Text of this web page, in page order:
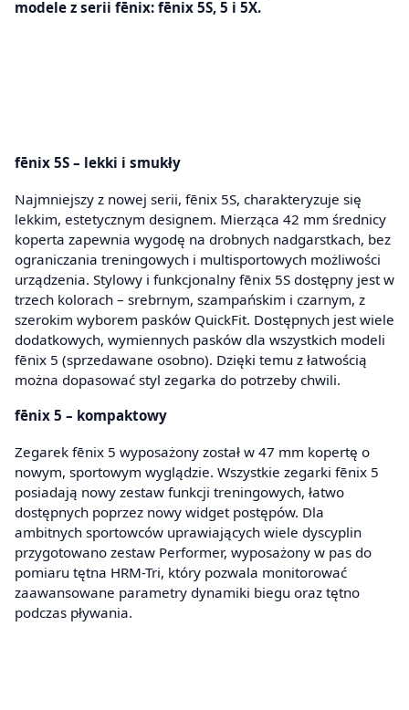
modele z serii fēnix: fēnix 5S, 5 i 5X.
fēnix 5S – lekki i smukły
Najmniejszy z nowej serii, fēnix 5S, charakteryzuje się
lekkim, estetycznym designem. Mierząca 42 mm średnicy
koperta zapewnia wygodę na drobnych nadgarstkach, bez
ograniczania treningowych i multisportowych możliwości
urządzenia. Stylowy i funkcjonalny fēnix 5S dostępny jest w
trzech kolorach – srebrnym, szampańskim i czarnym, z
szerokim wyborem pasków QuickFit. Dostępnych jest wiele
dodatkowych, wymiennych pasków dla wszystkich modeli
fēnix 5 (sprzedawane osobno). Dzięki temu z łatwością
można dopasować styl zegarka do potrzeby chwili.
fēnix 5 – kompaktowy
Zegarek fēnix 5 wyposażony został w 47 mm kopertę o
nowym, sportowym wyglądzie. Wszystkie zegarki fēnix 5
posiadają nowy zestaw funkcji treningowych, łatwo
dostępnych poprzez nowy widget postępów. Dla
ambitnych sportowców uprawiających wiele dyscyplin
przygotowano zestaw Performer, wyposażony w pas do
pomiaru tętna HRM-Tri, który pozwala monitorować
zaawansowane parametry dynamiki biegu oraz tętno
podczas pływania.